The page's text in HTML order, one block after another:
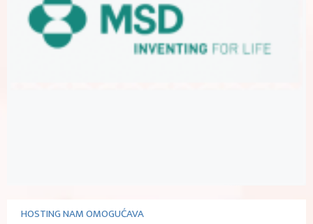
HOSTING NAM OMOGUĆAVA